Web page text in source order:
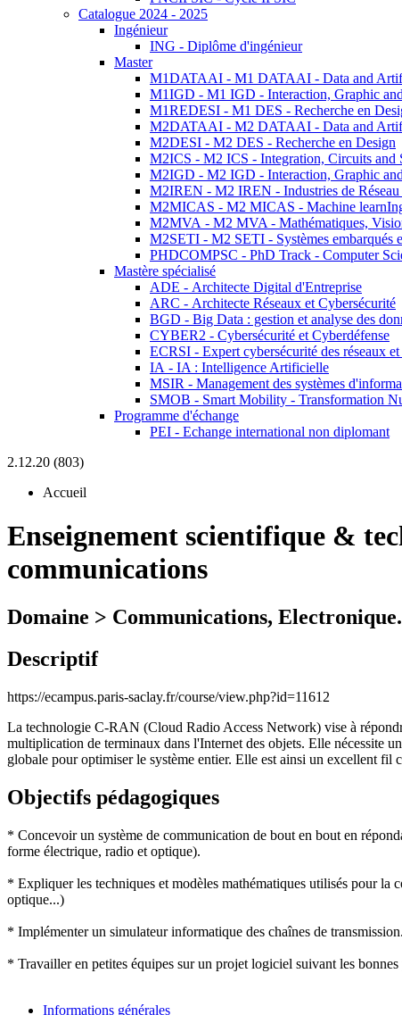
Catalogue 2024 - 2025
Ingénieur
ING - Diplôme d'ingénieur
Master
M1DATAAI - M1 DATAAI - Data and
M1IGD - M1 IGD - Interaction, Graphic
M1REDESI - M1 DES - Recherche en
M2DATAAI - M2 DATAAI - Data and
M2DESI - M2 DES - Recherche en Design
M2ICS - M2 ICS - Integration, Circuits and
M2IGD - M2 IGD - Interaction, Graphic
M2IREN - M2 IREN - Industries de Réseau
M2MICAS - M2 MICAS - Machine
M2MVA - M2 MVA - Mathématiques,
M2SETI - M2 SETI - Systèmes embarqués
PHDCOMPSC - PhD Track - Computer
Mastère spécialisé
ADE - Architecte Digital d'Entreprise
ARC - Architecte Réseaux et Cybersécurité
BGD - Big Data : gestion et analyse des
CYBER2 - Cybersécurité et Cyberdéfense
ECRSI - Expert cybersécurité des réseaux
IA - IA : Intelligence Artificielle
MSIR - Management des systèmes
SMOB - Smart Mobility - Transformation
Programme d'échange
PEI - Echange international non diplomant
2.12.20 (803)
Accueil
Enseignement scientifique &
communications
Domaine > Communications, Electronique.
Descriptif
https://ecampus.paris-saclay.fr/course/view.php?id=11612
La technologie C-RAN (Cloud Radio Access Network) vise à
multiplication de terminaux dans l'Internet des objets. Elle nécessite
globale pour optimiser le système entier. Elle est ainsi un excellent fil
Objectifs pédagogiques
* Concevoir un système de communication de bout en bout en
forme électrique, radio et optique).
* Expliquer les techniques et modèles mathématiques utilisés pour la
optique...)
* Implémenter un simulateur informatique des chaînes de transmission.
* Travailler en petites équipes sur un projet logiciel suivant les
Informations générales